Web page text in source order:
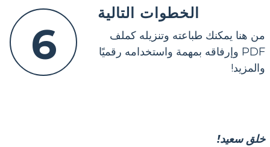
6
الخطوات التالية
من هنا يمكنك طباعته وتنزيله كملف
PDF وإرفاقه بمهمة واستخدامه رقميًا
والمزيد!
خلق سعيد!